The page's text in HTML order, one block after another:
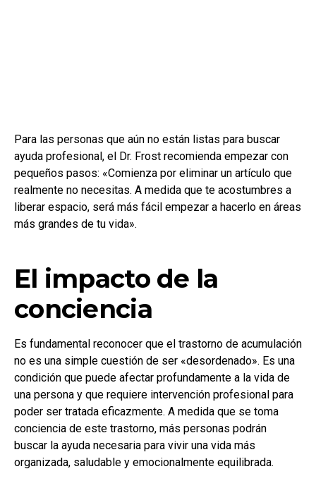
Para las personas que aún no están listas para buscar
ayuda profesional, el Dr. Frost recomienda empezar con
pequeños pasos: «Comienza por eliminar un artículo que
realmente no necesitas. A medida que te acostumbres a
liberar espacio, será más fácil empezar a hacerlo en áreas
más grandes de tu vida».
El impacto de la
conciencia
Es fundamental reconocer que el trastorno de acumulación
no es una simple cuestión de ser «desordenado». Es una
condición que puede afectar profundamente a la vida de
una persona y que requiere intervención profesional para
poder ser tratada eficazmente. A medida que se toma
conciencia de este trastorno, más personas podrán
buscar la ayuda necesaria para vivir una vida más
organizada, saludable y emocionalmente equilibrada.